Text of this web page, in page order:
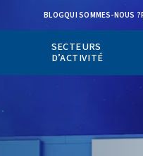
SERVICE APRÈS-